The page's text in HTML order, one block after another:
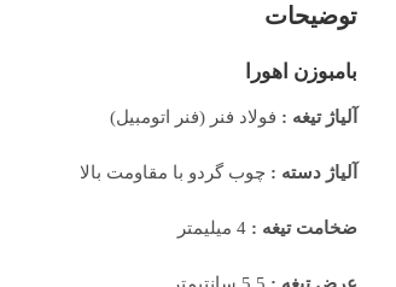
توضیحات
بامبوزن اهورا
آلیاژ تیغه : فولاد فنر (فنر اتومبیل)
آلیاژ دسته : چوب گردو با مقاومت بالا
ضخامت تیغه :